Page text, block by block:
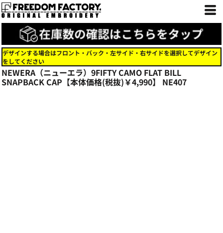
デザインする場合はフロント・バック・左サイド・右サイドを選択してデザイン
をしてください
NEWERA（ニューエラ）9FIFTY CAMO FLAT BILL
SNAPBACK CAP【本体価格(税抜)￥4,990】 NE407